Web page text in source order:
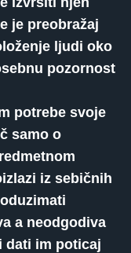
je preobražaj
ljudi oko
pozornost
potrebe svoje
samo o
iz sebičnih
a neodgodiva
dati im poticaj